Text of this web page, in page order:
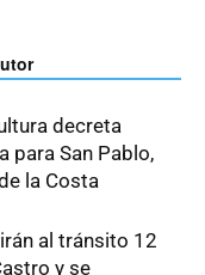
decreta
para San Pablo,
la Costa
al tránsito 12
y se